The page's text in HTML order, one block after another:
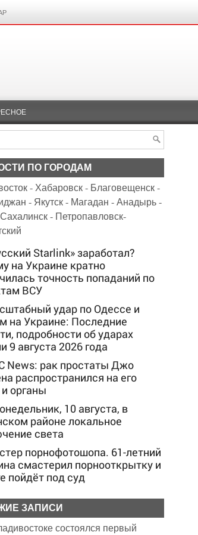
ПО ГОРОДАМ
-Хабаровск- Благовещенск-
- Якутск- Магадан -Анадырь-
- Петропавловск-
Starlink» заработал?
на Украине кратно
точность попаданий по
ВСУ
удар по Одессе и
на Украине: Последние
подробности об ударах
9 августа 2026 года
News: рак простаты Джо
распространился на его
органы
10 августа, в
районе локальное
света
порнофотошопа. 61-летний
смастерил порнооткрытку и
пойдёт под суд
ЗАПИСИ
состоялся первый